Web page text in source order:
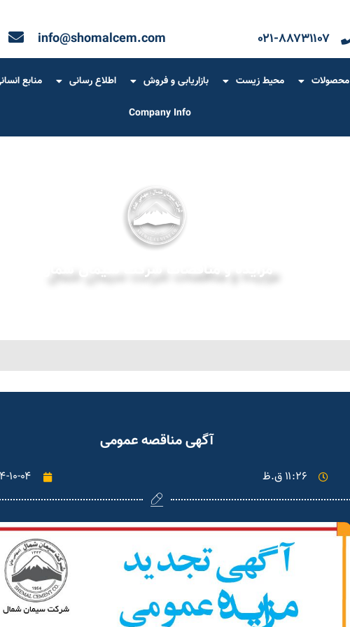
۰۲۱-۸۸۷۳۱۱۰۷ info@shomalcem.com
محصولات محیط زیست بازاریابی و فروش اطلاع رسانی منابع
Company Info
مزایده و مناقصات شرکت سیمان شمال
آگهی مناقصه عمومی
۱۱:۲۶ ق.ظ ۱۴۰۴-